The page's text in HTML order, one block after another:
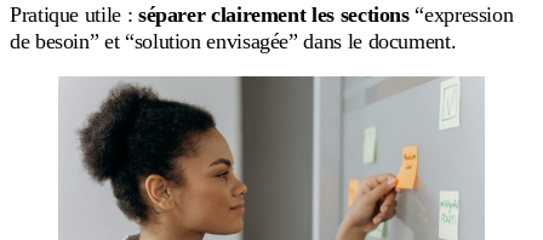
Pratique utile : séparer clairement les sections“expression
de besoin” et “solution envisagée” dans le document.